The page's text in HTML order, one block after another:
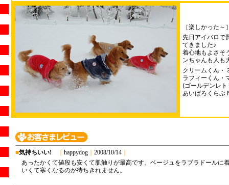
［楽しかった～
先日アイバロで
てきました♪
着心地もよさそ
ンちゃんも人も
クリームくん・
ラフィーくん・
(ゴールデンレ
あいばろくらぶ